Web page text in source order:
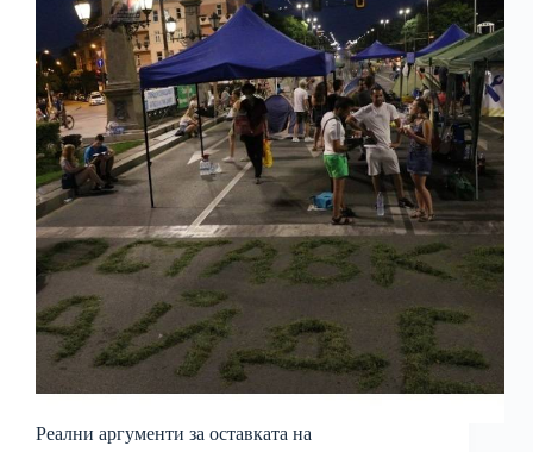
Реални аргументи за оставката на